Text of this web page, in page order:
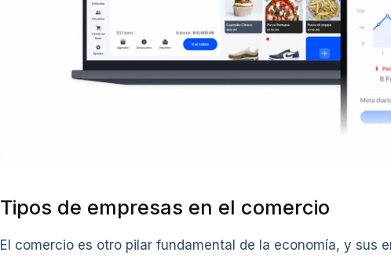
Tipos de empresas en el comercio
El comercio es otro pilar fundamental de la economía, y sus